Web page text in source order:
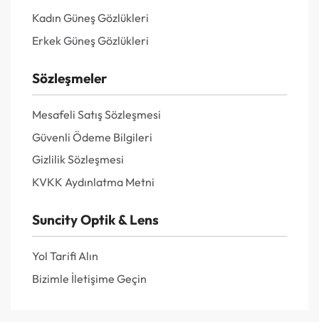
Kadın Güneş Gözlükleri
Erkek Güneş Gözlükleri
Sözleşmeler
Mesafeli Satış Sözleşmesi
Güvenli Ödeme Bilgileri
Gizlilik Sözleşmesi
KVKK Aydınlatma Metni
Suncity Optik & Lens
Yol Tarifi Alın
Bizimle İletişime Geçin